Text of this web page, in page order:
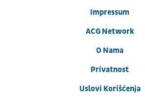
Impressum
ACG Network
O Nama
Privatnost
Uslovi Korišćenja